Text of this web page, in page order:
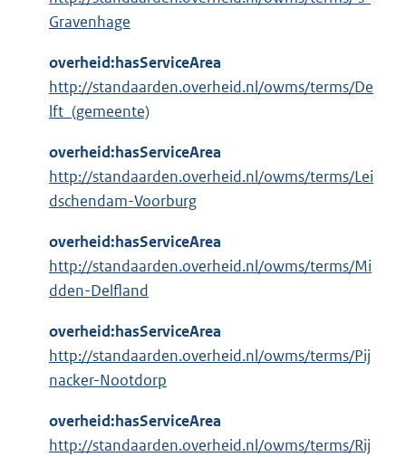
Gravenhage
overheid:hasServiceArea
http://standaarden.overheid.nl/owms/terms/De
lft_(gemeente)
overheid:hasServiceArea
http://standaarden.overheid.nl/owms/terms/Lei
dschendam-Voorburg
overheid:hasServiceArea
http://standaarden.overheid.nl/owms/terms/Mi
dden-Delfland
overheid:hasServiceArea
http://standaarden.overheid.nl/owms/terms/Pij
nacker-Nootdorp
overheid:hasServiceArea
http://standaarden.overheid.nl/owms/terms/Rij